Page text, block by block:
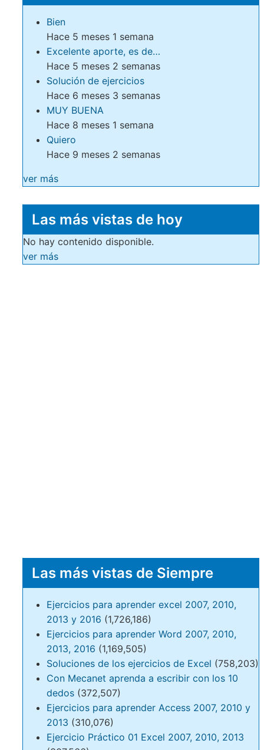
Bien
Hace 5 meses 1 semana
Excelente aporte, es de…
Hace 5 meses 2 semanas
Solución de ejercicios
Hace 6 meses 3 semanas
MUY BUENA
Hace 8 meses 1 semana
Quiero
Hace 9 meses 2 semanas
ver más
Las más vistas de hoy
No hay contenido disponible.
ver más
Las más vistas de Siempre
Ejercicios para aprender excel 2007, 2010,
2013 y 2016 (1,726,186)
Ejercicios para aprender Word 2007, 2010,
2013, 2016 (1,169,505)
Soluciones de los ejercicios de Excel (758,203)
Con Mecanet aprenda a escribir con los 10
dedos (372,507)
Ejercicios para aprender Access 2007, 2010 y
2013 (310,076)
Ejercicio Práctico 01 Excel 2007, 2010, 2013